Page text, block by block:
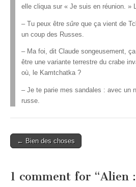
elle cliqua sur « Je suis en réunion. »
– Tu peux être sûre que ça vient de
un coup des Russes.
– Ma foi, dit Claude songeusement,
être une variante terrestre du crabe
où, le Kamtchatka ?
– Je te parie mes sandales : avec un
russe.
Post
← Bien des choses
1 comment for “Alien